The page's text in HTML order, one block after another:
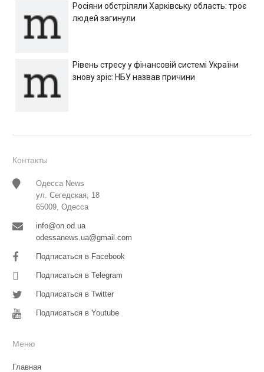
Росіяни обстріляли Харківську область: троє
людей загинули
Рівень стресу у фінансовій системі України
знову зріс: НБУ назвав причини
Контакты
Одесса News
ул. Сегедская, 18
65009, Одесса
info@on.od.ua
odessanews.ua@gmail.com
Подписаться в Facebook
Подписаться в Telegram
Подписаться в Twitter
Подписаться в Youtube
Меню
Главная